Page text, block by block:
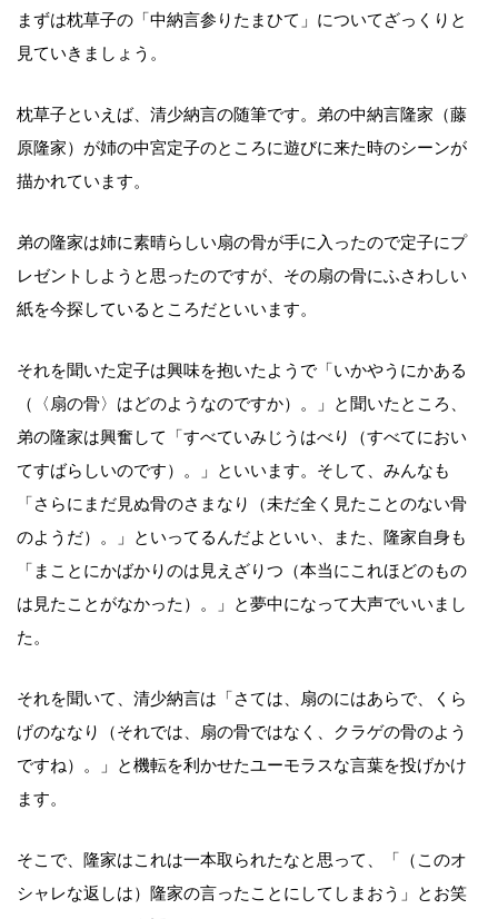
まずは枕草子の「中納言参りたまひて」についてざっくりと
見ていきましょう。
枕草子といえば、清少納言の随筆です。弟の中納言隆家（藤
原隆家）が姉の中宮定子のところに遊びに来た時のシーンが
描かれています。
弟の隆家は姉に素晴らしい扇の骨が手に入ったので定子にプ
レゼントしようと思ったのですが、その扇の骨にふさわしい
紙を今探しているところだといいます。
それを聞いた定子は興味を抱いたようで「いかやうにかある
（〈扇の骨〉はどのようなのですか）。」と聞いたところ、
弟の隆家は興奮して「すべていみじうはべり（すべてにおい
てすばらしいのです）。」といいます。そして、みんなも
「さらにまだ見ぬ骨のさまなり（未だ全く見たことのない骨
のようだ）。」といってるんだよといい、また、隆家自身も
「まことにかばかりのは見えざりつ（本当にこれほどのもの
は見たことがなかった）。」と夢中になって大声でいいまし
た。
それを聞いて、清少納言は「さては、扇のにはあらで、くら
げのななり（それでは、扇の骨ではなく、クラゲの骨のよう
ですね）。」と機転を利かせたユーモラスな言葉を投げかけ
ます。
そこで、隆家はこれは一本取られたなと思って、「（このオ
シャレな返しは）隆家の言ったことにしてしまおう」とお笑